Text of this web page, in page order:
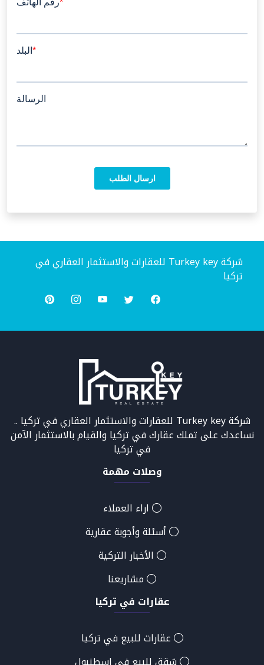
شركة Turkey key للعقارات والاستثمار العقاري في
تركيا
شركة Turkey key للعقارات والاستثمار العقاري في تركيا ..
نساعدك على تملك عقارك في تركيا والقيام بالاستثمار الآمن
في تركيا
وصلات مهمة
اراء العملاء
أسئلة وأجوبة عقارية
الأخبار التركية
مشاريعنا
عقارات في تركيا
عقارات للبيع في تركيا